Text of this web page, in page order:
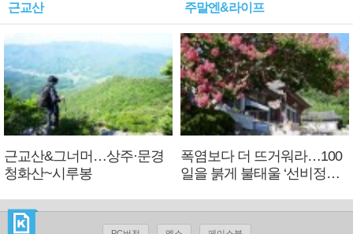
근교산
근교산&그너머…상주·문경
청화산~시루봉
주말엔&라이프
폭염보다 더 뜨거워라…100
일을 붉게 불태울 ‘선비정신’